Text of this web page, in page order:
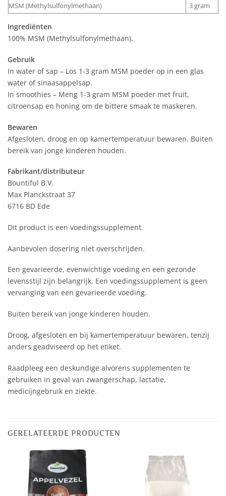
MSM (Methylsulfonylmethaan)
3 gram
Ingrediënten
100% MSM (Methylsulfonylmethaan).
Gebruik
In water of sap – Los 1-3 gram MSM poeder op in een glas
water of sinaasappelsap.
In smoothies – Meng 1-3 gram MSM poeder met fruit,
citroensap en honing om de bittere smaak te maskeren.
Bewaren
Afgesloten, droog en op kamertemperatuur bewaren. Buiten
bereik van jonge kinderen houden.
Fabrikant/distributeur
Bountiful B.V.
Max Planckstraat 37
6716 BD Ede
Dit product is een voedingssupplement.
Aanbevolen dosering niet overschrijden.
Een gevarieerde, evenwichtige voeding en een gezonde
levensstijl zijn belangrijk. Een voedingssupplement is geen
vervanging van een gevarieerde voeding.
Buiten bereik van jonge kinderen houden.
Droog, afgesloten en bij kamertemperatuur bewaren, tenzij
anders geadviseerd op het etiket.
Raadpleeg een deskundige alvorens supplementen te
gebruiken in geval van zwangerschap, lactatie,
medicijngebruik en ziekte.
GERELATEERDE PRODUCTEN